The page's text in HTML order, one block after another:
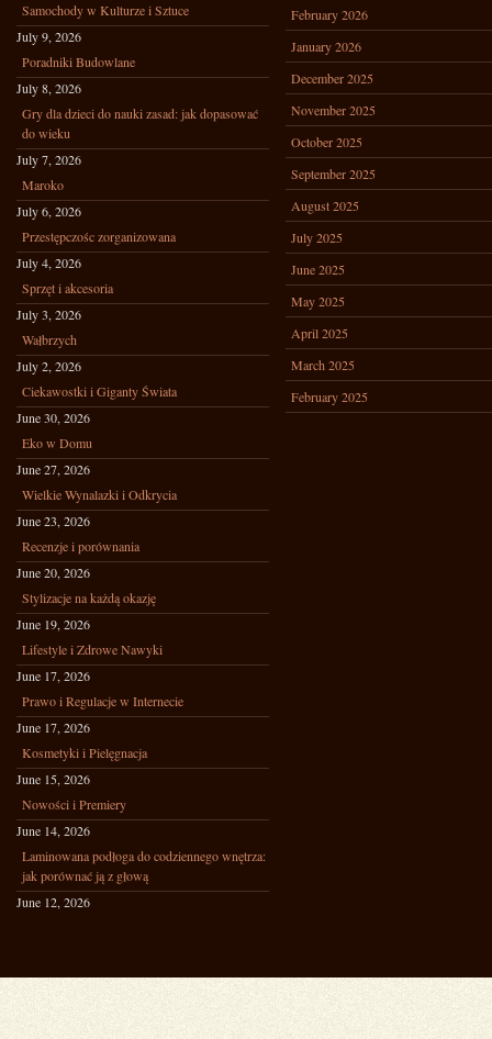
Samochody w Kulturze i Sztuce
July 9, 2026
Poradniki Budowlane
July 8, 2026
Gry dla dzieci do nauki zasad: jak dopasować
do wieku
July 7, 2026
Maroko
July 6, 2026
Przestępczośc zorganizowana
July 4, 2026
Sprzęt i akcesoria
July 3, 2026
Wałbrzych
July 2, 2026
Ciekawostki i Giganty Świata
June 30, 2026
Eko w Domu
June 27, 2026
Wielkie Wynalazki i Odkrycia
June 23, 2026
Recenzje i porównania
June 20, 2026
Stylizacje na każdą okazję
June 19, 2026
Lifestyle i Zdrowe Nawyki
June 17, 2026
Prawo i Regulacje w Internecie
June 17, 2026
Kosmetyki i Pielęgnacja
June 15, 2026
Nowości i Premiery
June 14, 2026
Laminowana podłoga do codziennego wnętrza:
jak porównać ją z głową
June 12, 2026
February 2026
January 2026
December 2025
November 2025
October 2025
September 2025
August 2025
July 2025
June 2025
May 2025
April 2025
March 2025
February 2025